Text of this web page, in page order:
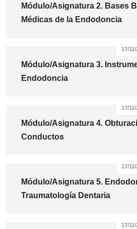
Módulo/Asignatura 2. Bases
Médicas de la Endodoncia
Módulo/Asignatura 3.
Endodoncia
17/
Módulo/Asignatura 4.
Conductos
17/
Módulo/Asignatura 5.
Traumatología Dentaria
17/
17/